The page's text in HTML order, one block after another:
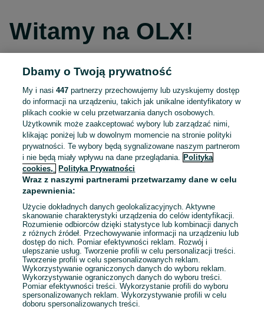
Witamy na OLX!
Kontynuuj przez Facebooka
Kontynuuj przez konto Apple
Kontynuuj przez konto Google
LUB
E-mail
Hasło
Dbamy o Twoją prywatność
My i nasi447 partnerzy przechowujemy lub uzyskujemy dostęp
do informacji na urządzeniu, takich jak unikalne identyfikatory w
plikach cookie w celu przetwarzania danych osobowych.
Użytkownik może zaakceptować wybory lub zarządzać nimi,
klikając poniżej lub w dowolnym momencie na stronie polityki
prywatności. Te wybory będą sygnalizowane naszym partnerom
i nie będą miały wpływu na dane przeglądania.
Polityka
cookies,
Polityka Prywatności
Wraz z naszymi partnerami przetwarzamy dane w celu
zapewnienia:
Użycie dokładnych danych geolokalizacyjnych. Aktywne
skanowanie charakterystyki urządzenia do celów identyfikacji.
Rozumienie odbiorców dzięki statystyce lub kombinacji danych
z różnych źródeł. Przechowywanie informacji na urządzeniu lub
dostęp do nich. Pomiar efektywności reklam. Rozwój i
ulepszanie usług. Tworzenie profili w celu personalizacji treści.
Tworzenie profili w celu spersonalizowanych reklam.
Wykorzystywanie ograniczonych danych do wyboru reklam.
Wykorzystywanie ograniczonych danych do wyboru treści.
Pomiar efektywności treści. Wykorzystanie profili do wyboru
spersonalizowanych reklam. Wykorzystywanie profili w celu
doboru spersonalizowanych treści.